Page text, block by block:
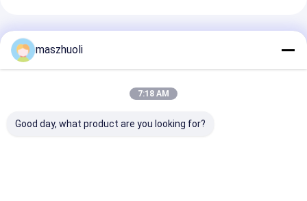
Produits Recommandés
maszhuoli
7:18 AM
Good day, what product are you looking for?